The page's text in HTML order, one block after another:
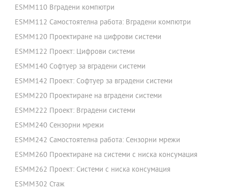
ESMM110 Вградени компютри
ESMM112 Самостоятелна работа: Вградени компютри
ESMM120 Проектиране на цифрови системи
ESMM122 Проект: Цифрови системи
ESMM140 Софтуер за вградени системи
ESMM142 Проект: Софтуер за вградени системи
ESMM220 Проектиране на вградени системи
ESMM222 Проект: Вградени системи
ESMM240 Сензорни мрежи
ESMM242 Самостоятелна работа: Сензорни мрежи
ESMM260 Проектиране на системи с ниска консумация
ESMM262 Проект: Системи с ниска консумация
ESMM302 Стаж